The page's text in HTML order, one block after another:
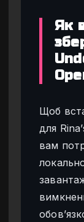
Як
Щоб
для
вам